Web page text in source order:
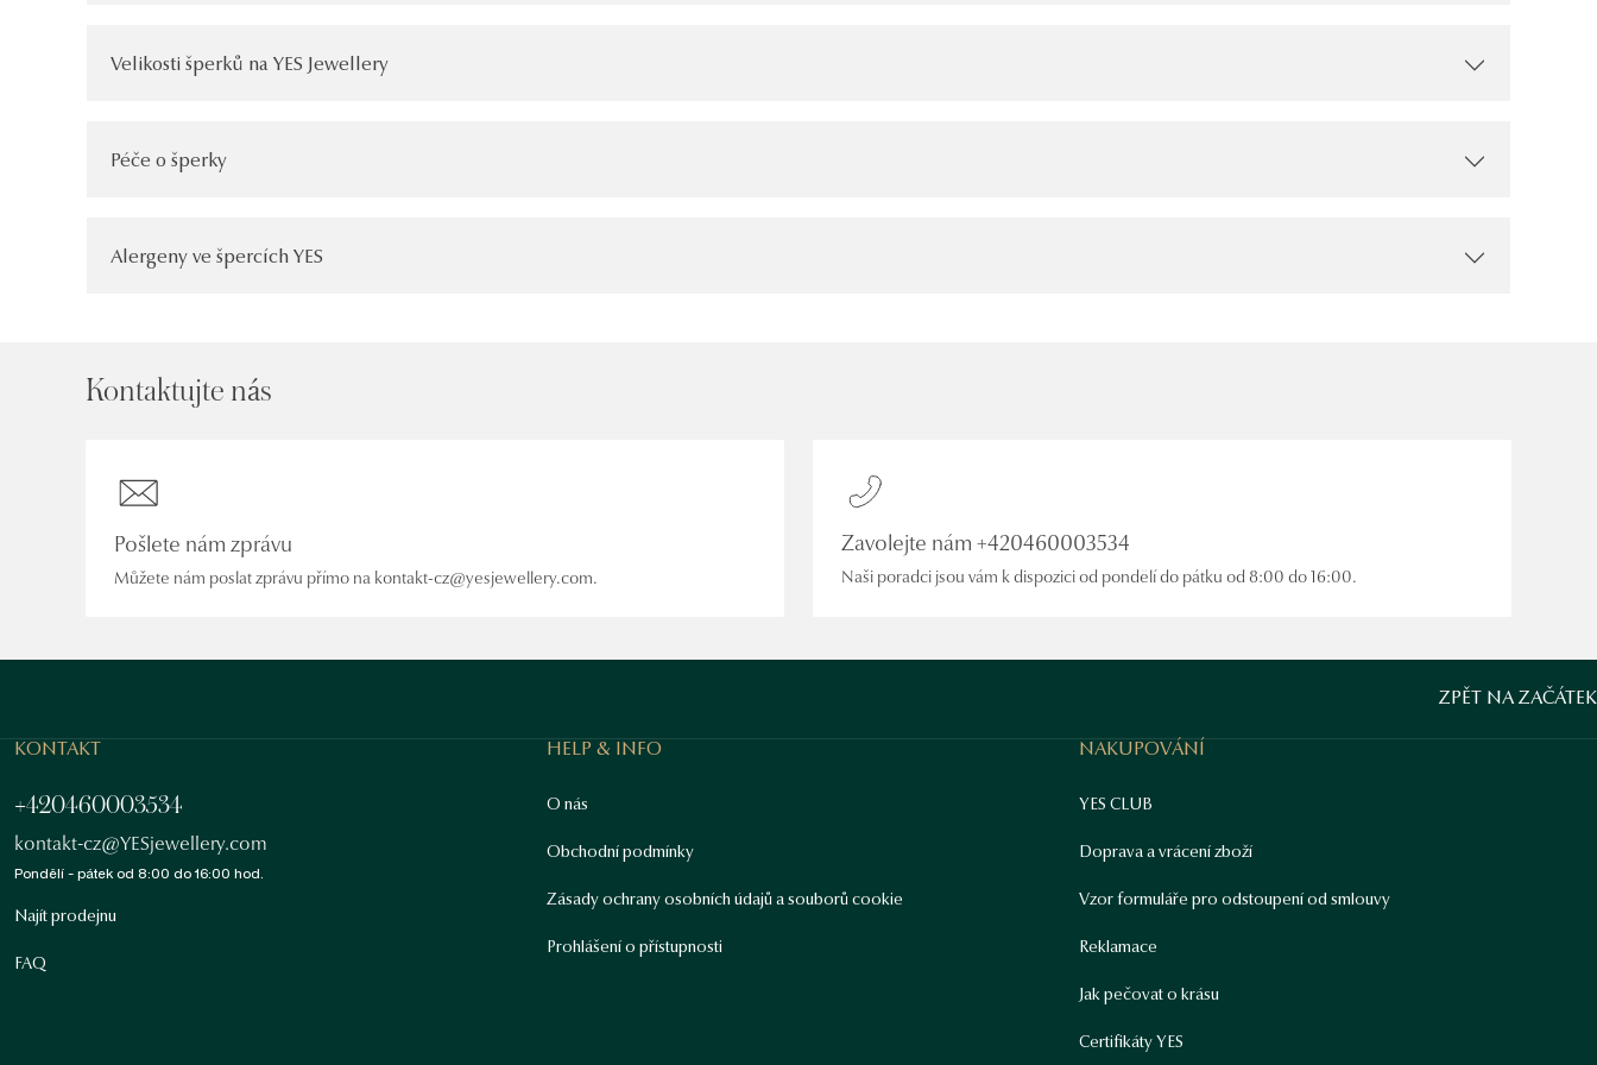
Velikosti šperků na YES Jewellery
Péče o šperky
Alergeny ve špercích YES
Kontaktujte nás
Pošlete nám zprávu
Můžete nám poslat zprávu přímo na kontakt-cz@yesjewellery.com.
Zavolejte nám +420460003534
Naši poradci jsou vám k dispozici od pondělí do pátku od 8:00 do 16:00.
ZPĚT NA ZAČÁTEK
KONTAKT
+420460003534
kontakt-cz@YESjewellery.com
Pondělí - pátek od 8:00 do 16:00 hod.
Najít prodejnu
FAQ
HELP & INFO
O nás
Obchodní podmínky
Zásady ochrany osobních údajů a souborů cookie
Prohlášení o přístupnosti
NAKUPOVÁNÍ
YES CLUB
Doprava a vrácení zboží
Vzor formuláře pro odstoupení od smlouvy
Reklamace
Jak pečovat o krásu
Certifikáty YES